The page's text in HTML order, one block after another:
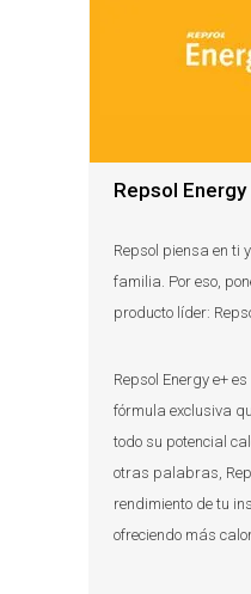
Repsol Energy
Repsol piensa en ti
familia. Por eso,
producto líder:
Repsol Energy e+
fórmula exclusiva
todo su potencial
otras palabras,
rendimiento de tu
ofreciendo más